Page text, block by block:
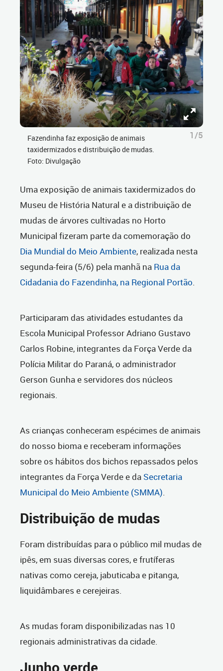
Fazendinha faz exposição de animais
taxidermizados e distribuição de mudas.
Foto: Divulgação
1/5
Uma exposição de animais taxidermizados do
Museu de História Natural e a distribuição de
mudas de árvores cultivadas no Horto
Municipal fizeram parte da comemoração do
Dia Mundial do Meio Ambiente, realizada nesta
segunda-feira (5/6) pela manhã na Rua da
Cidadania do Fazendinha, na Regional Portão.
Participaram das atividades estudantes da
Escola Municipal Professor Adriano Gustavo
Carlos Robine, integrantes da Força Verde da
Polícia Militar do Paraná, o administrador
Gerson Gunha e servidores dos núcleos
regionais.
As crianças conheceram espécimes de animais
do nosso bioma e receberam informações
sobre os hábitos dos bichos repassados pelos
integrantes da Força Verde e da Secretaria
Municipal do Meio Ambiente (SMMA).
Distribuição de mudas
Foram distribuídas para o público mil mudas de
ipês, em suas diversas cores, e frutíferas
nativas como cereja, jabuticaba e pitanga,
liquidâmbares e cerejeiras.
As mudas foram disponibilizadas nas 10
regionais administrativas da cidade.
Junho verde